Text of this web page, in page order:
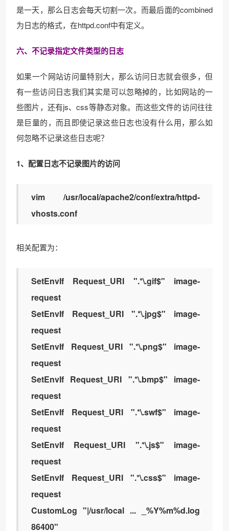
是一天，那么日志会每天切割一次。而最后面的combined
为日志的格式，在httpd.conf中有定义。
六、不记录指定文件类型的日志
如果一个网站访问量特别大，那么访问日志就会很多，但
有一些访问日志我们其实是可以忽略掉的，比如网站的一
些图片，还有js、css等静态对象。而这些文件的访问往往
是巨量的，而且即使记录这些日志也没有什么用，那么如
何忽略不记录这些日志呢？
1、配置日志不记录图片的访问
vim /usr/local/apache2/conf/extra/httpd-
vhosts.conf
相关配置为：
SetEnvIf Request_URI ".*\.gif$" image-
request
SetEnvIf Request_URI ".*\.jpg$" image-
request
SetEnvIf Request_URI ".*\.png$" image-
request
SetEnvIf Request_URI ".*\.bmp$" image-
request
SetEnvIf Request_URI ".*\.swf$" image-
request
SetEnvIf Request_URI ".*\.js$" image-
request
SetEnvIf Request_URI ".*\.css$" image-
request
CustomLog "|/usr/local ... _%Y%m%d.log
86400"